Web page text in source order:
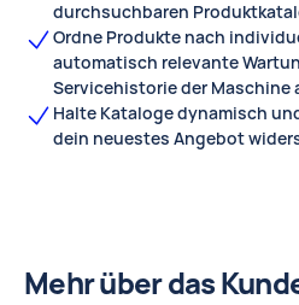
durchsuchbaren
Ordne Produkte nach
automatisch relevante
Servicehistorie der Maschine
Halte Kataloge dynamisch
dein neuestes Angebot
Mehr über das